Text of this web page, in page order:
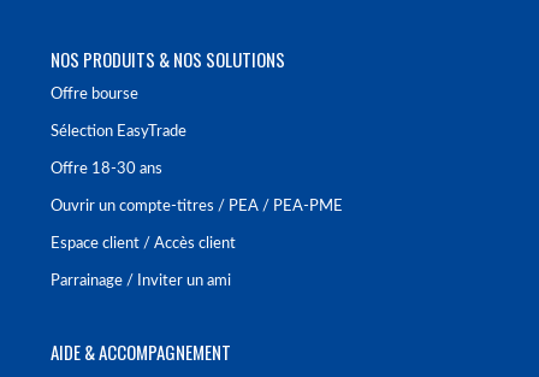
NOS PRODUITS & NOS SOLUTIONS
Offre bourse
Sélection EasyTrade
Offre 18-30 ans
Ouvrir un compte-titres / PEA / PEA-PME
Espace client / Accès client
Parrainage / Inviter un ami
AIDE & ACCOMPAGNEMENT